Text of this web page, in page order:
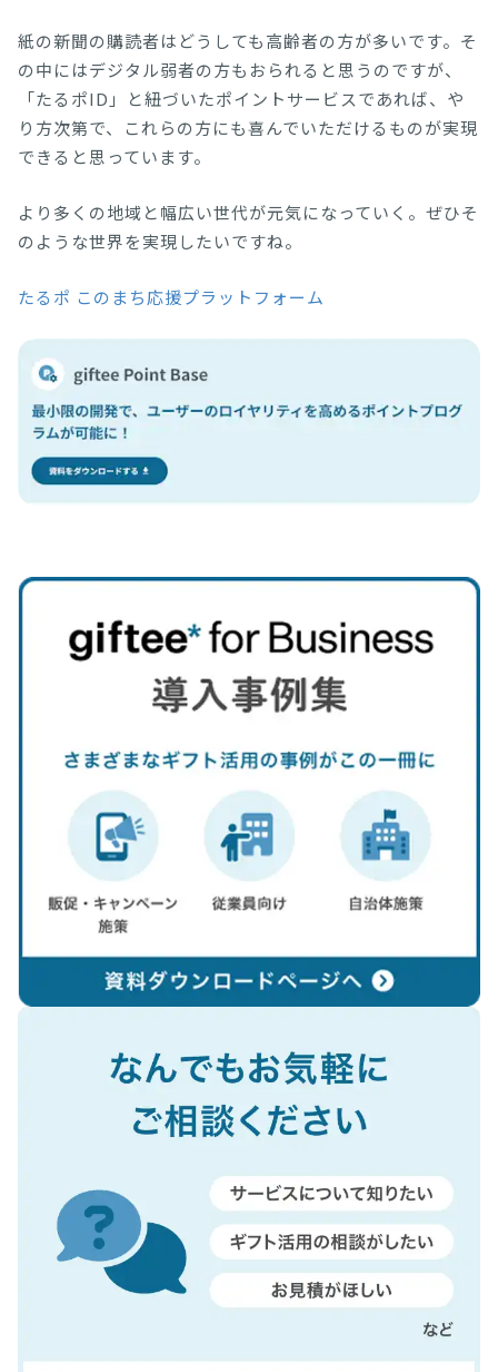
紙の新聞の購読者はどうしても高齢者の方が多いです。そ
の中にはデジタル弱者の方もおられると思うのですが、
「たるポID」と紐づいたポイントサービスであれば、や
り方次第で、これらの方にも喜んでいただけるものが実現
できると思っています。
より多くの地域と幅広い世代が元気になっていく。ぜひそ
のような世界を実現したいですね。
たるポ このまち応援プラットフォーム